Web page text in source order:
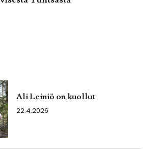
Ali Leiniö on kuollut
22.4.2026